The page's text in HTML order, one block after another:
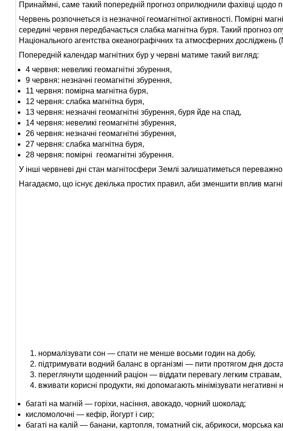
Принаймні, саме такий попередній прогноз оприлюднили фахівці щодо
Червень розпочнеться із незначної геомагнітної активності. Помірні
середині червня передбачається слабка магнітна буря. Такий прогноз
Національного агентства океанографічних та атмосферних
Попередній календар магнітних бур у червні матиме такий вигляд:
4 червня: невеликі геомагнітні збурення,
9 червня: незначні геомагнітні збурення,
11 червня: помірна магнітна буря,
12 червня: слабка магнітна буря,
13 червня: незначні геомагнітні збурення, буря йде на спад,
14 червня: невеликі геомагнітні збурення,
26 червня: незначні геомагнітні збурення,
27 червня: слабка магнітна буря,
28 червня: помірні геомагнітні збурення.
У інші червневі дні стан магнітосфери Землі залишатиметься
Нагадаємо, що існує декілька простих правил, аби зменшити вплив
нормалізувати сон — спати не менше восьми годин на добу,
підтримувати водний баланс в організмі — пити протягом дня
переглянути щоденний раціон — віддати перевагу легким стравам,
вживати корисні продукти, які допомагають мінімізувати негативні
багаті на магній — горіхи, насіння, авокадо, чорний шоколад;
кисломолочні — кефір, йогурт і сир;
багаті на калій — банани, картопля, томатний сік, абрикоси, морська